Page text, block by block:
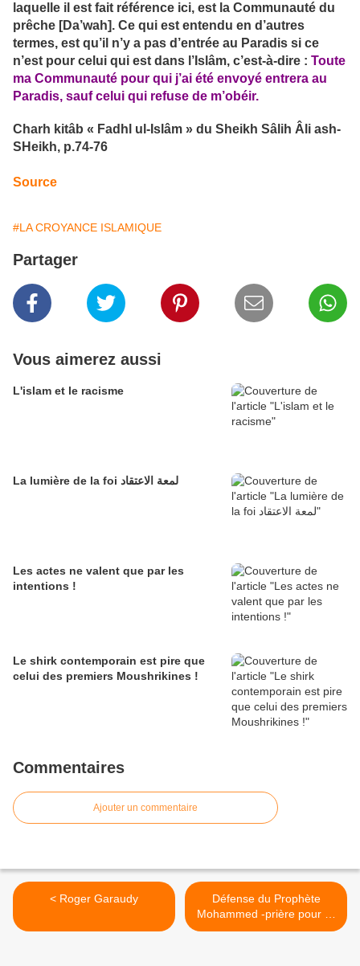
laquelle il est fait référence ici, est la Communauté du
prêche [Da’wah]. Ce qui est entendu en d’autres
termes, est qu’il n’y a pas d’entrée au Paradis si ce
n’est pour celui qui est dans l’Islâm, c’est-à-dire : Toute
ma Communauté pour qui j’ai été envoyé entrera au
Paradis, sauf celui qui refuse de m’obéir.
Charh kitâb « Fadhl ul-Islâm » du Sheikh Sâlih Âli ash-
SHeikh, p.74-76
Source
#LA CROYANCE ISLAMIQUE
Partager
Vous aimerez aussi
L'islam et le racisme
La lumière de la foi لمعة الاعتقاد
Les actes ne valent que par les
intentions !
Le shirk contemporain est pire que
celui des premiers Moushrikines !
Commentaires
Ajouter un commentaire
< Roger Garaudy
Défense du Prophète
Mohammed -prière pour lui
et salut- >